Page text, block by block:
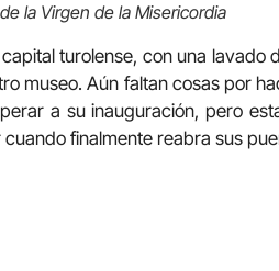
la Virgen de la Misericordia
turolense, con una lavado
museo. Aún faltan cosas por
a su inauguración, pero
finalmente reabra sus